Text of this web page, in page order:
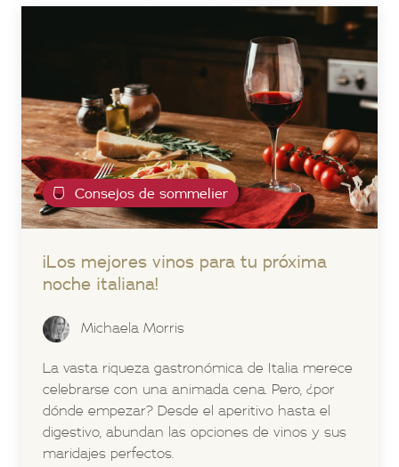
Consejos de sommelier
¡Los mejores vinos para tu próxima
noche italiana!
Michaela Morris
La vasta riqueza gastronómica de Italia merece
celebrarse con una animada cena. Pero, ¿por
dónde empezar? Desde el aperitivo hasta el
digestivo, abundan las opciones de vinos y sus
maridajes perfectos.